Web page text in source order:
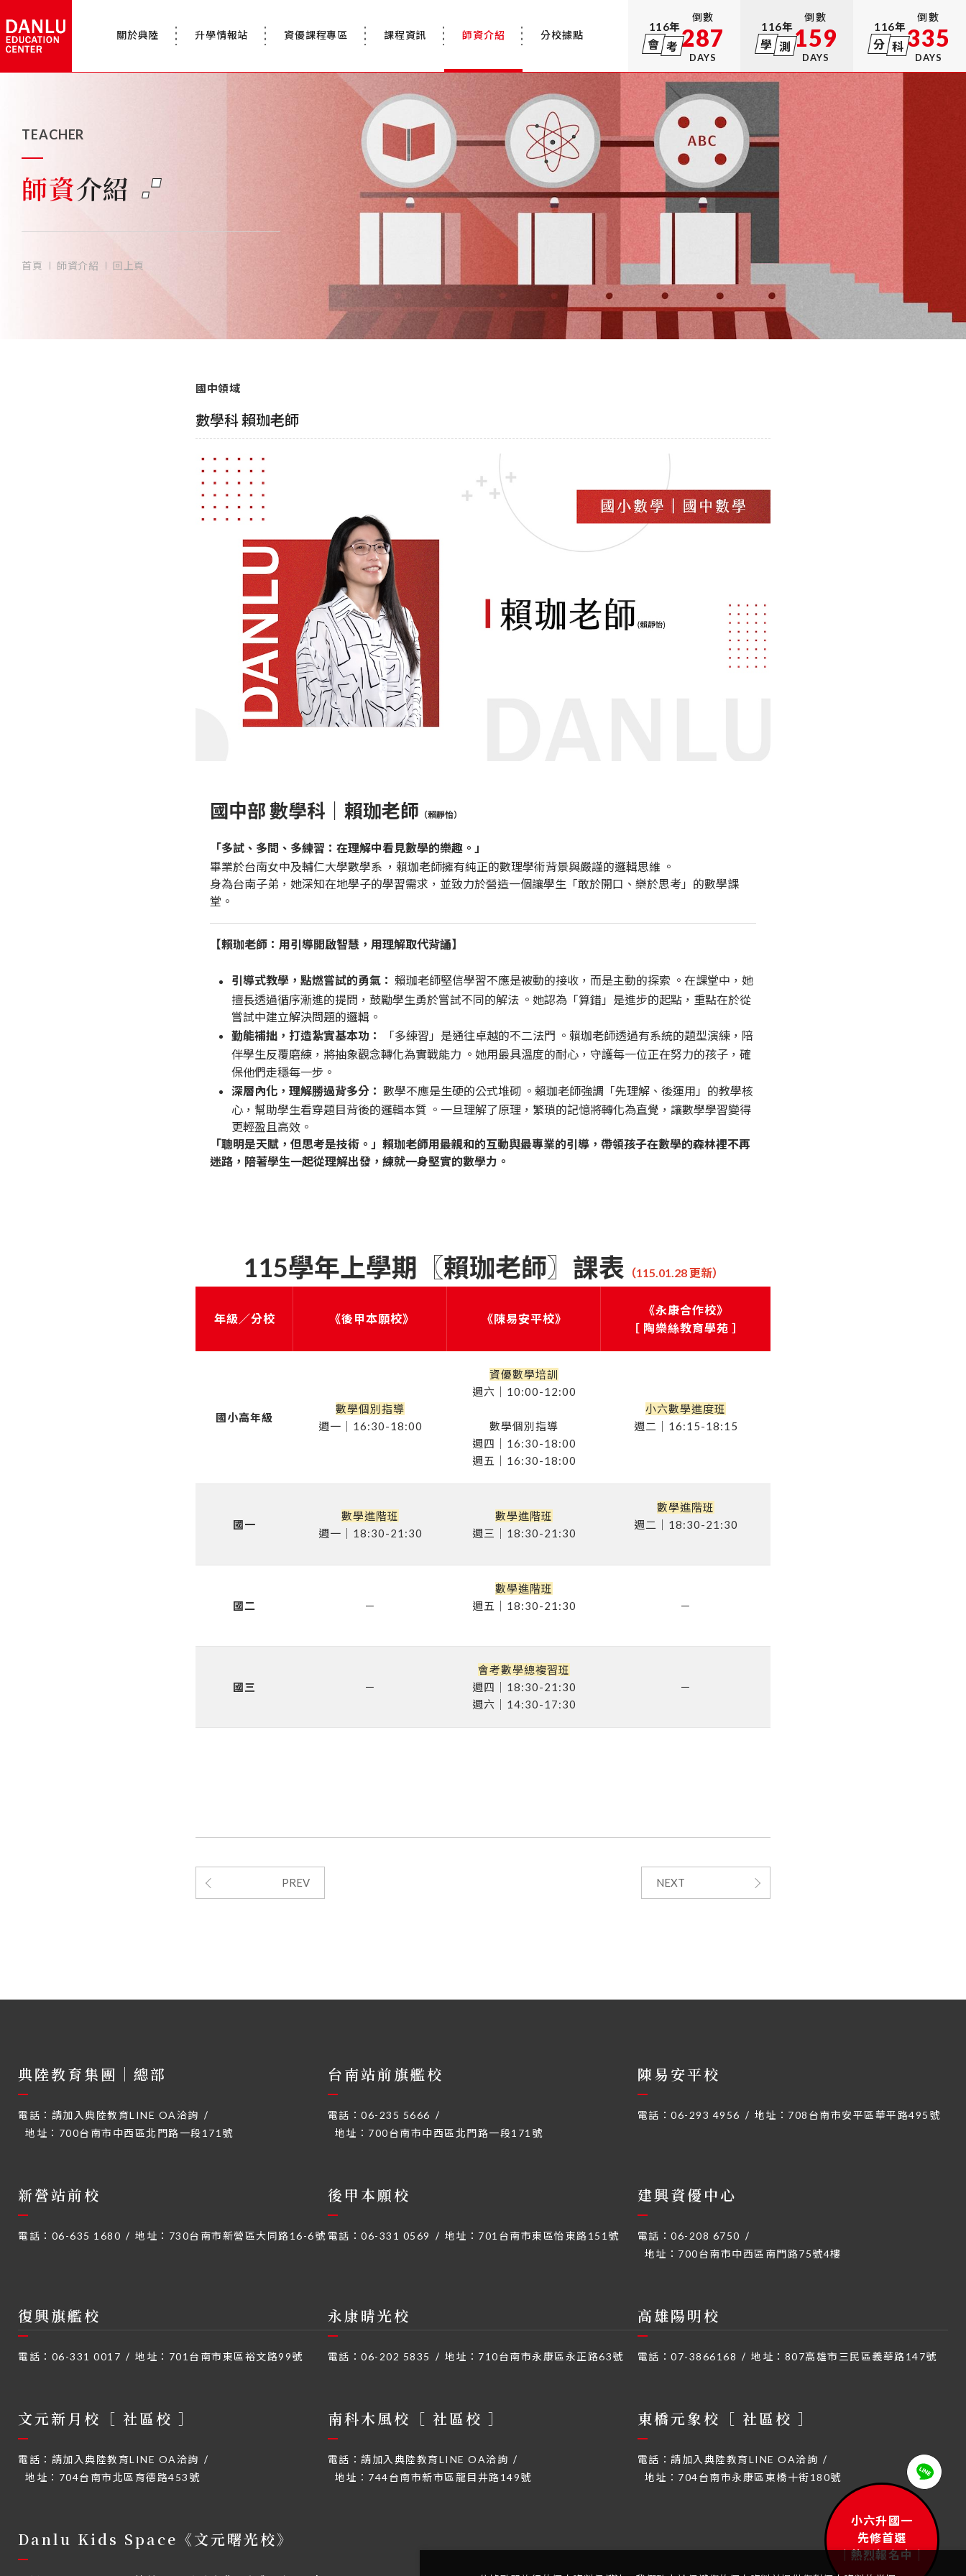
關於典陸 升學情報站 資優課程專區 課程資訊 師資介紹 分校據點
116年
會 考
倒數
287
DAYS
116年
學 測
倒數
159
DAYS
116年
分 科
倒數
335
DAYS
TEACHER
師資介紹
首頁 師資介紹 回上頁
國中領域
數學科 賴珈老師
國中部 數學科｜賴珈老師 （賴靜怡）
「多試、多問、多練習：在理解中看見數學的樂趣。」
畢業於台南女中及輔仁大學數學系 ，賴珈老師擁有純正的數理學術背景與嚴謹的邏輯思維 。
身為台南子弟，她深知在地學子的學習需求，並致力於營造一個讓學生「敢於開口、樂於思考」的數學課
堂。
【賴珈老師：用引導開啟智慧，用理解取代背誦】
引導式教學，點燃嘗試的勇氣： 賴珈老師堅信學習不應是被動的接收，而是主動的探索 。在課堂中，她
擅長透過循序漸進的提問，鼓勵學生勇於嘗試不同的解法 。她認為「算錯」是進步的起點，重點在於從
嘗試中建立解決問題的邏輯。
勤能補拙，打造紮實基本功：
「多練習」是通往卓越的不二法門 。賴珈老師透過有系統的題型演練，陪
伴學生反覆磨練，將抽象觀念轉化為實戰能力 。她用最具溫度的耐心，守護每一位正在努力的孩子，確
保他們走穩每一步。
深層內化，理解勝過背多分： 數學不應是生硬的公式堆砌 。賴珈老師強調「先理解、後運用」的教學核
心，幫助學生看穿題目背後的邏輯本質 。一旦理解了原理，繁瑣的記憶將轉化為直覺，讓數學學習變得
更輕盈且高效。
「聰明是天賦，但思考是技術。」賴珈老師用最親和的互動與最專業的引導，帶領孩子在數學的森林裡不再
迷路，陪著學生一起從理解出發，練就一身堅實的數學力。
115學年上學期〖賴珈老師〗課表 （115.01.28 更新）
年級／分校 《後甲本願校》 《陳易安平校》
《永康合作校》
［ 陶樂絲教育學苑 ］
國小高年級
數學個別指導
週一｜16:30-18:00
資優數學培訓
週六｜10:00-12:00
數學個別指導
週四｜16:30-18:00
週五｜16:30-18:00
小六數學進度班
週二｜16:15-18:15
國一
數學進階班
週一｜18:30-21:30
數學進階班
週三｜18:30-21:30
數學進階班
週二｜18:30-21:30
國二 －
數學進階班
週五｜18:30-21:30
－
國三 －
會考數學總複習班
週四｜18:30-21:30
週六｜14:30-17:30
－
PREV NEXT
典陸教育集團｜總部
電話： 請加入典陸教育LINE OA洽詢
地址： 700台南市中西區北門路一段171號
台南站前旗艦校
電話：06-235 5666
地址： 700台南市中西區北門路一段171號
陳易安平校
電話：06-293 4956 地址： 708台南市安平區華平路495號
新營站前校
電話： 06-635 1680 地址： 730台南市新營區大同路16-6號
後甲本願校
電話：06-331 0569 地址： 701台南市東區怡東路151號
建興資優中心
電話：06-208 6750
地址： 700台南市中西區南門路75號4樓
復興旗艦校
電話： 06-331 0017 地址： 701台南市東區裕文路99號
永康晴光校
電話：06-202 5835 地址： 710台南市永康區永正路63號
高雄陽明校
電話：07-3866168 地址： 807高雄市三民區義華路147號
文元新月校［ 社區校 ］
電話： 請加入典陸教育LINE OA洽詢
地址： 704台南市北區育德路453號
南科木風校［ 社區校 ］
電話： 請加入典陸教育LINE OA洽詢
地址： 744台南市新市區龍目井路149號
東橋元象校［ 社區校 ］
電話： 請加入典陸教育LINE OA洽詢
地址： 704台南市永康區東橋十街180號
Danlu Kids Space《文元曙光校》
小六升國一
先修首選
｜熱烈報名中｜